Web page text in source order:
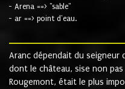
- Arena ==> "sable"
- ar ==> point d'eau.
Aranc dépendait du seigneur
dont le château, sise non pas
Rougemont, était le plus